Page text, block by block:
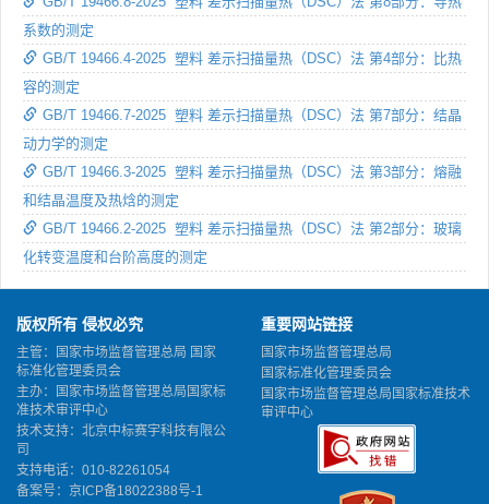
系数的测定
GB/T 19466.4-2025 塑料 差示扫描量热（DSC）法 第4部分：比热
容的测定
GB/T 19466.7-2025 塑料 差示扫描量热（DSC）法 第7部分：结晶
动力学的测定
GB/T 19466.3-2025 塑料 差示扫描量热（DSC）法 第3部分：熔融
和结晶温度及热焓的测定
GB/T 19466.2-2025 塑料 差示扫描量热（DSC）法 第2部分：玻璃
化转变温度和台阶高度的测定
版权所有 侵权必究
主管：国家市场监督管理总局 国家
标准化管理委员会
主办：国家市场监督管理总局国家标
准技术审评中心
技术支持：北京中标赛宇科技有限公
司
支持电话：010-82261054
备案号： 京ICP备18022388号-1
重要网站链接
国家市场监督管理总局
国家标准化管理委员会
国家市场监督管理总局国家标准技术
审评中心